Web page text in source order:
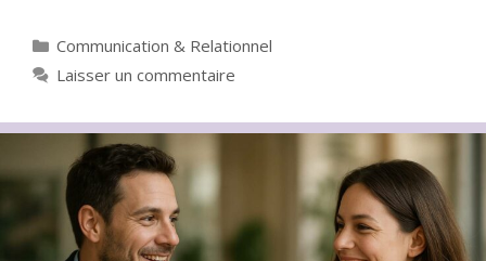
Catégories
Communication & Relationnel
Laisser un commentaire